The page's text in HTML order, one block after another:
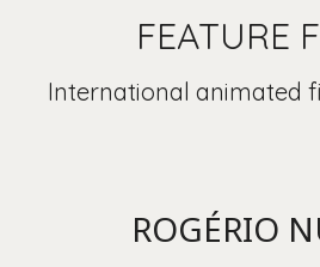
FEATURE
International animated
ROGÉRIO